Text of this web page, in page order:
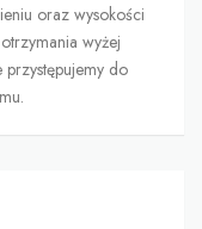
oraz wysokości
wyżej
do